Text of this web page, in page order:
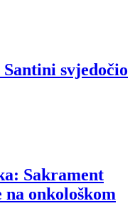
svjedočio
Sakrament
onkološkom